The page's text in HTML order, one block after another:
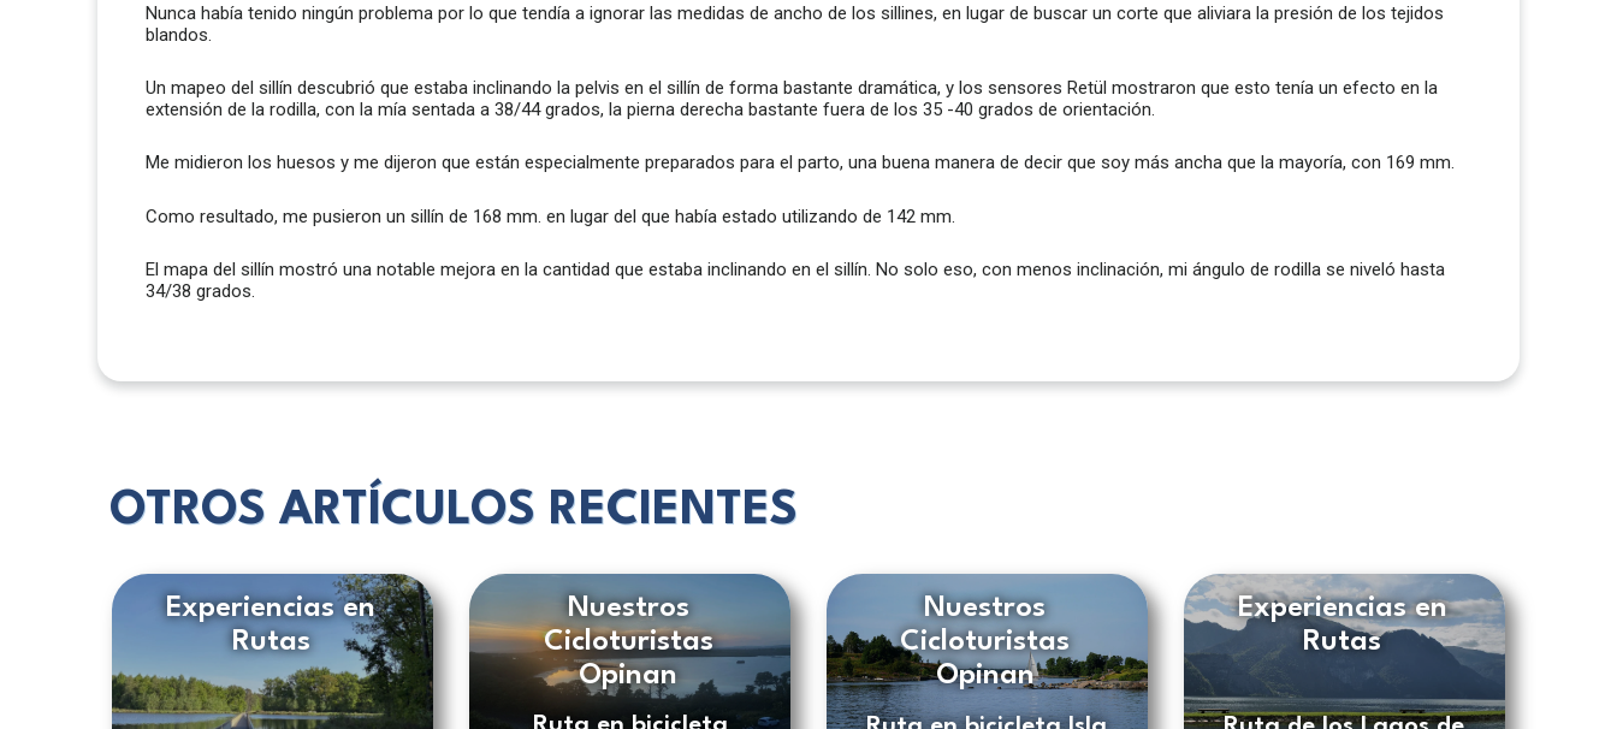
Nunca había tenido ningún problema por lo que tendía a ignorar las medidas de ancho de los sillines, en lugar de buscar un corte que aliviara la presión de los tejidos
blandos.
Un mapeo del sillín descubrió que estaba inclinando la pelvis en el sillín de forma bastante dramática, y los sensores Retül mostraron que esto tenía un efecto en la
extensión de la rodilla, con la mía sentada a 38/44 grados, la pierna derecha bastante fuera de los 35 -40 grados de orientación.
Me midieron los huesos y me dijeron que están especialmente preparados para el parto, una buena manera de decir que soy más ancha que la mayoría, con 169 mm.
Como resultado, me pusieron un sillín de 168 mm. en lugar del que había estado utilizando de 142 mm.
El mapa del sillín mostró una notable mejora en la cantidad que estaba inclinando en el sillín. No solo eso, con menos inclinación, mi ángulo de rodilla se niveló hasta
34/38 grados.
OTROS ARTÍCULOS RECIENTES
Experiencias en
Rutas
Nuestros
Cicloturistas
Opinan
Nuestros
Cicloturistas
Opinan
Experiencias en
Rutas